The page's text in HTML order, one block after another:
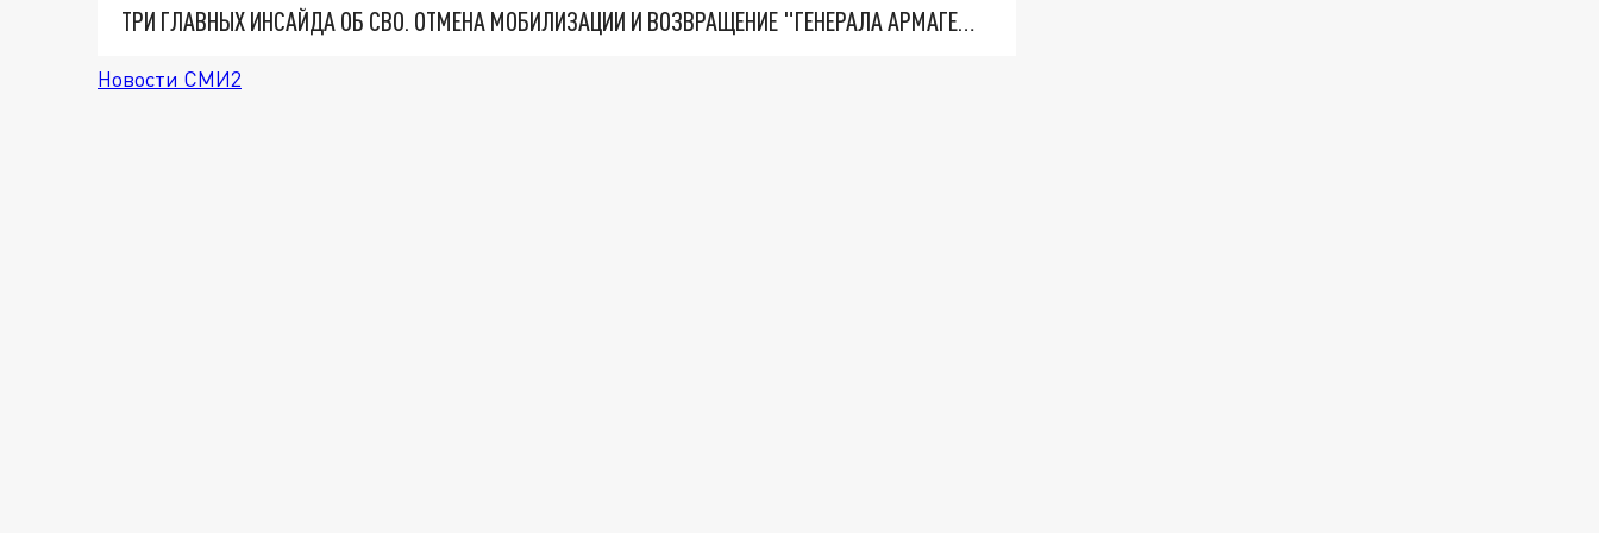
ТРИ ГЛАВНЫХ ИНСАЙДА ОБ СВО. ОТМЕНА МОБИЛИЗАЦИИ И ВОЗВРАЩЕНИЕ "ГЕНЕРАЛА АРМАГЕДДОНА"? ОТЛИЧНЫЕ НОВОСТИ, КОТОРЫЕ ЖДАЛИ ВСЕ
Новости СМИ2